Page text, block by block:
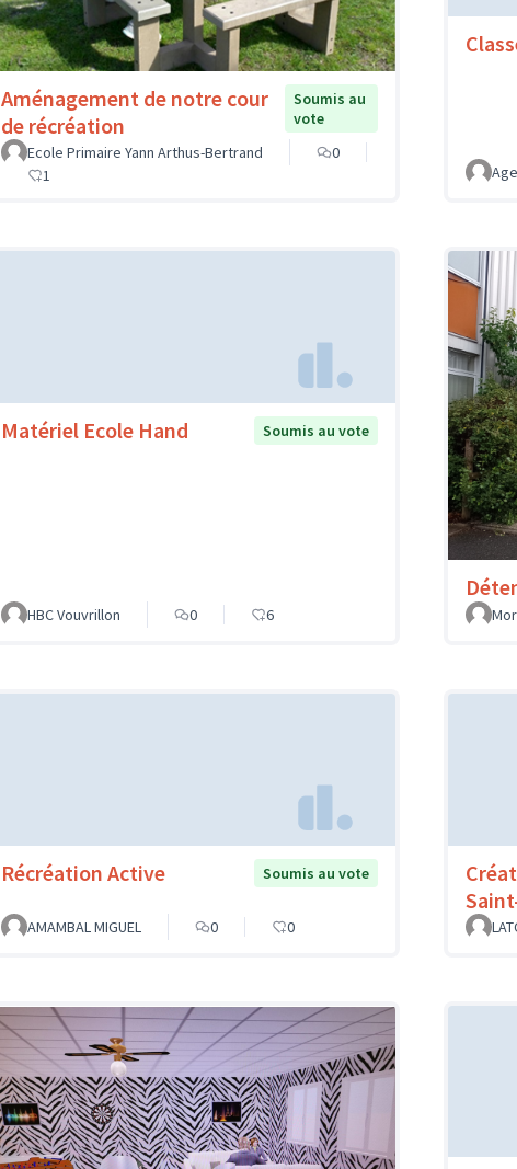
Aménagement de notre cour
de récréation
Soumis au
vote
Ecole Primaire Yann Arthus-Bertrand
0
1
Matériel Ecole Hand Soumis au vote
HBC Vouvrillon 0 6
Récréation Active Soumis au vote
AMAMBAL MIGUEL 0 0